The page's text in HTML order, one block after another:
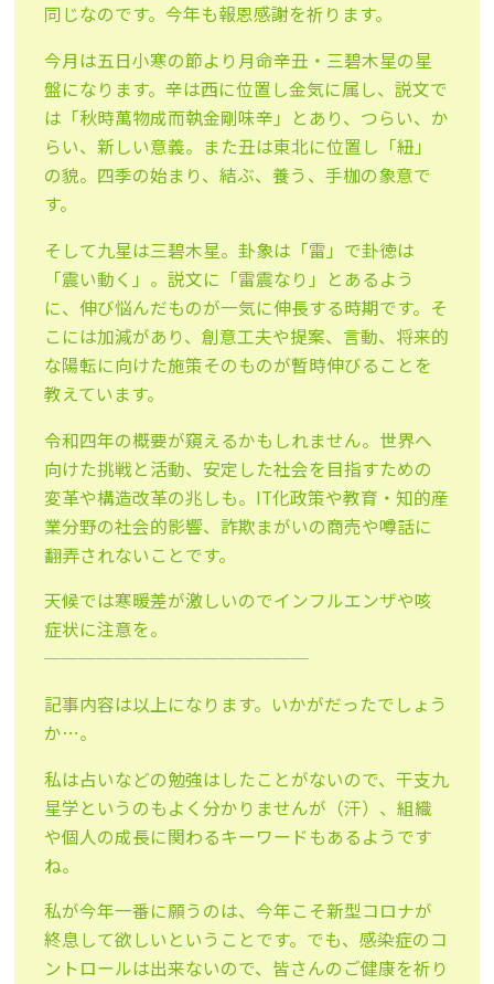
同じなのです。今年も報恩感謝を祈ります。
今月は五日小寒の節より月命辛丑・三碧木星の星
盤になります。辛は西に位置し金気に属し、説文で
は「秋時萬物成而執金剛味辛」とあり、つらい、か
らい、新しい意義。また丑は東北に位置し「紐」
の貌。四季の始まり、結ぶ、養う、手枷の象意で
す。
そして九星は三碧木星。卦象は「雷」で卦徳は
「震い動く」。説文に「雷震なり」とあるよう
に、伸び悩んだものが一気に伸長する時期です。そ
こには加減があり、創意工夫や提案、言動、将来的
な陽転に向けた施策そのものが暫時伸びることを
教えています。
令和四年の概要が窺えるかもしれません。世界へ
向けた挑戦と活動、安定した社会を目指すための
変革や構造改革の兆しも。IT化政策や教育・知的産
業分野の社会的影響、詐欺まがいの商売や噂話に
翻弄されないことです。
天候では寒暖差が激しいのでインフルエンザや咳
症状に注意を。
───────────────
記事内容は以上になります。いかがだったでしょう
か…。
私は占いなどの勉強はしたことがないので、干支九
星学というのもよく分かりませんが（汗）、組織
や個人の成長に関わるキーワードもあるようです
ね。
私が今年一番に願うのは、今年こそ新型コロナが
終息して欲しいということです。でも、感染症のコ
ントロールは出来ないので、皆さんのご健康を祈り